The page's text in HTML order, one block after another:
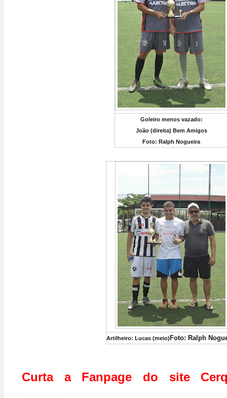
Goleiro menos vazado:
João (direita) Bem Amigos
Foto: Ralph Nogueira
Artilheiro: Lucas (meio) Foto: Ralph
Curta a Fanpage do site